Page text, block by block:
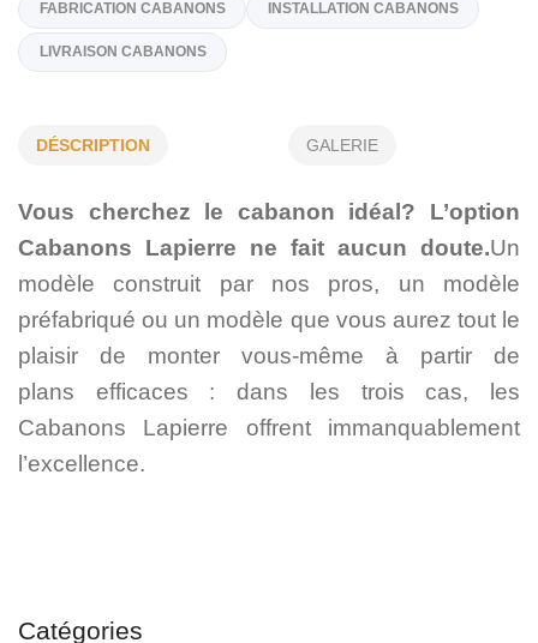
cabanons.lapierre@bellnet.ca
http://www.lescabanonslapierre.com
FABRICATION CABANONS INSTALLATION CABANONS
LIVRAISON CABANONS
DÉSCRIPTION GALERIE
Vous cherchez le cabanon idéal? L’option
Cabanons Lapierre ne fait aucun doute.Un
modèle construit par nos pros, un modèle
préfabriqué ou un modèle que vous aurez tout le
plaisir de monter vous-même à partir de
plans efficaces : dans les trois cas, les
Cabanons Lapierre offrent immanquablement
l’excellence.
Catégories